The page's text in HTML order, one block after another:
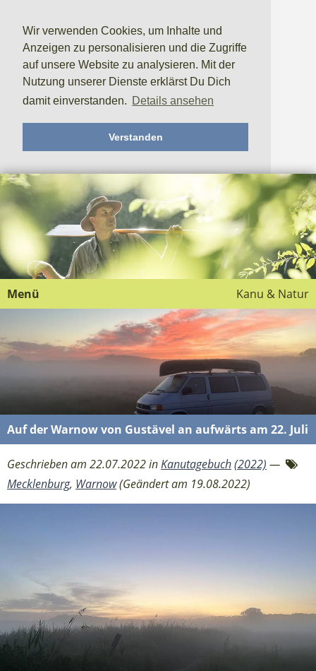
Wir verwenden Cookies, um Inhalte und
Anzeigen zu personalisieren und die Zugriffe
auf unsere Website zu analysieren. Mit der
Nutzung unserer Dienste erklärst Du Dich
damit einverstanden. Details ansehen
Verstanden
Kanu & Natur
Menü
Auf der Warnow von Gustävel an aufwärts am 22. Juli
Geschrieben am 22.07.2022 inKanutagebuch(2022) —
Mecklenburg, Warnow(Geändert am 19.08.2022)